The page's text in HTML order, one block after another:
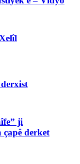
ji
çapê derket